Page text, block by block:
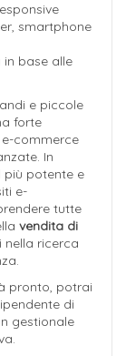
smartphone
in base alle
e piccole
forte
commerce
In
più potente e
e-
tutte
vendita di
ricerca
pronto, potrai
di
gestionale